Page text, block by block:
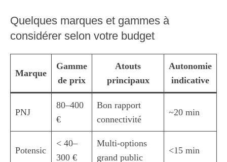
Quelques marques et gammes à
considérer selon votre budget
Marque
Gamme
de prix
Atouts
principaux
Autonomie
indicative
PNJ
80–400
€
Bon rapport
connectivité
~20 min
Potensic
< 40–
300 €
Multi-options
grand public
<15 min